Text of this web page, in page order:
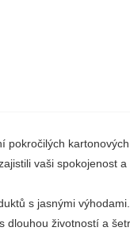
pokročilých
vaši spokojenost
s jasnými výhodami.
dlouhou životností a